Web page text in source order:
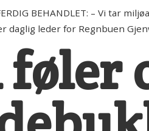
BEHANDLET: – Vi tar
daglig leder for Regnbuen